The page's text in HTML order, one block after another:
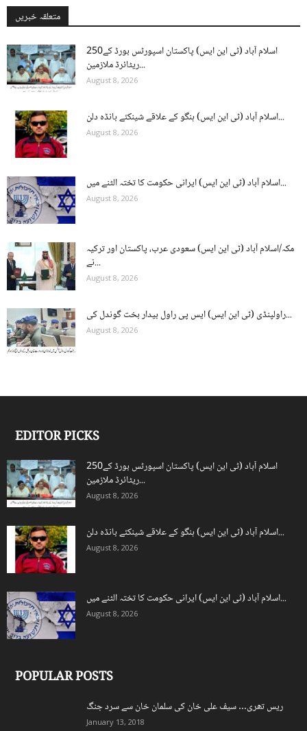
متعلقہ خبریں
اسلام آباد (ٹی این ایس) پاکستان اسپورٹس بورڈ کے250
ریٹائرڈ ملازمین...
August 8, 2026
اسلام آباد (ٹی این ایس) ہنگو کے علاقے شینکئے بانڈہ دلن...
August 8, 2026
اسلام آباد (ٹی این ایس) ایرانی حکومت کا تختہ الٹنے میں...
August 8, 2026
مکہ/اسلام آباد (ٹی این ایس) سعودی عرب، پاکستان اور ترکیہ
نے...
August 8, 2026
راولپنڈی (ٹی این ایس) ایس پی راول بیدار بخت گوندل کی...
August 8, 2026
EDITOR PICKS
اسلام آباد (ٹی این ایس) پاکستان اسپورٹس بورڈ کے250
ریٹائرڈ ملازمین...
August 8, 2026
اسلام آباد (ٹی این ایس) ہنگو کے علاقے شینکئے بانڈہ دلن...
August 8, 2026
اسلام آباد (ٹی این ایس) ایرانی حکومت کا تختہ الٹنے میں...
August 8, 2026
POPULAR POSTS
ریس تھری… سیف علی خان کی سلمان خان سے سرد جنگ
January 13, 2018